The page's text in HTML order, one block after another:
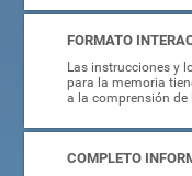
FORMATO
Las instrucciones y
para la memoria
a la comprensión de
COMPLETO